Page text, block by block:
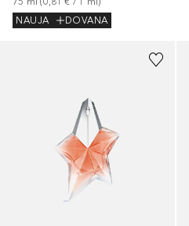
NAUJA
DOVANA